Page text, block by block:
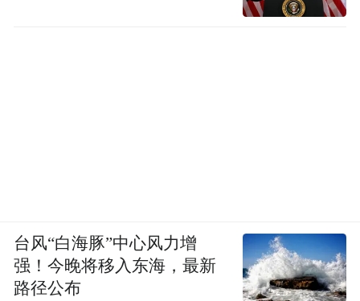
台风“白海豚”中心风力增
强！今晚将移入东海，最新
路径公布